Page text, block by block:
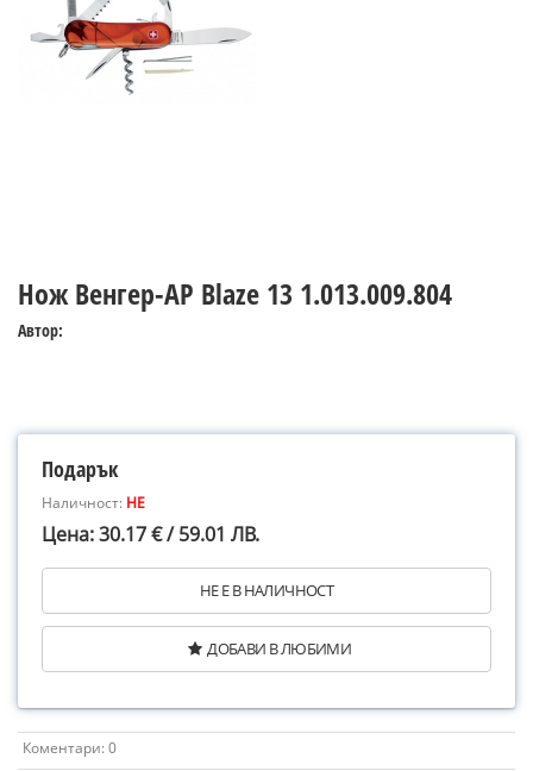
Нож Венгер-AP Blaze 13 1.013.009.804
Автор:
Подарък
Наличност: НЕ
Цена: 30.17 € / 59.01 ЛВ.
НЕ Е В НАЛИЧНОСТ
ДОБАВИ В ЛЮБИМИ
Коментари: 0